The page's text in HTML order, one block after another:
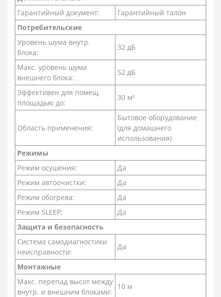
Гарантийный документ:
Гарантийный талон
Потребительские
Уровень шума внутр.
блока:
32 дБ
Макс. уровень шума
внешнего блока:
52 дБ
Эффективен для помещ.
площадью до:
30 м²
Область применения:
Бытовое оборудование
(для домашнего
использования)
Режимы
Режим осушения:
Да
Режим автоочистки:
Да
Режим обогрева:
Да
Режим SLEEP:
Да
Защита и безопасность
Система самодиагностики
неисправности:
Да
Монтажные
Макс. перепад высот между
внутр. и внешним блоками:
10 м